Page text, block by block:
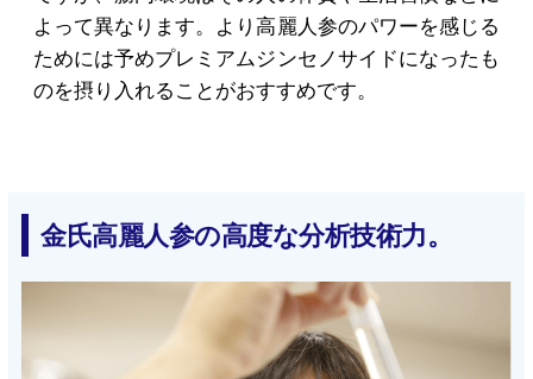
よって異なります。より高麗人参のパワーを感じる
ためには予めプレミアムジンセノサイドになったも
のを摂り入れることがおすすめです。
金氏高麗人参の高度な分析技術力。